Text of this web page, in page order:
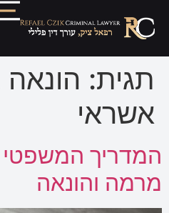
תגית: הונאה
אשראי
המדריך המשפטי
מרמה והונאה